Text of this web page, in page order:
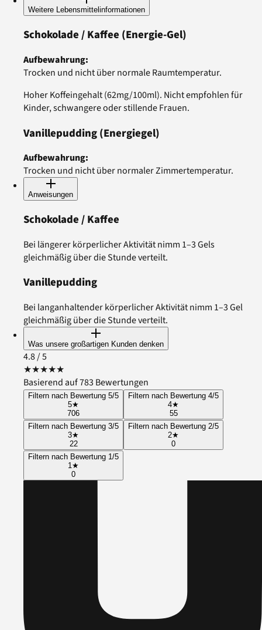
Weitere Lebensmittelinformationen
Schokolade / Kaffee (Energie-Gel)
Aufbewahrung:
Trocken und nicht über normale Raumtemperatur.
Hoher Koffeingehalt (62mg/100ml). Nicht empfohlen für
Kinder, schwangere oder stillende Frauen.
Vanillepudding(Energiegel)
Aufbewahrung:
Trocken und nicht über normaler Zimmertemperatur.
Anweisungen
Schokolade / Kaffee
Bei längerer körperlicher Aktivität nimm 1–3 Gels
gleichmäßig über die Stunde verteilt.
Vanillepudding
Bei langanhaltender körperlicher Aktivität nimm 1–3 Gel
gleichmäßig über die Stunde verteilt.
Was unsere großartigen Kunden denken
4.8/ 5
★★★★★
Basierend auf 783 Bewertungen
Filtern nach Bewertung 5/5
5★
706
Filtern nach Bewertung 4/5
4★
55
Filtern nach Bewertung 3/5
3★
22
Filtern nach Bewertung 2/5
2★
0
Filtern nach Bewertung 1/5
1★
0